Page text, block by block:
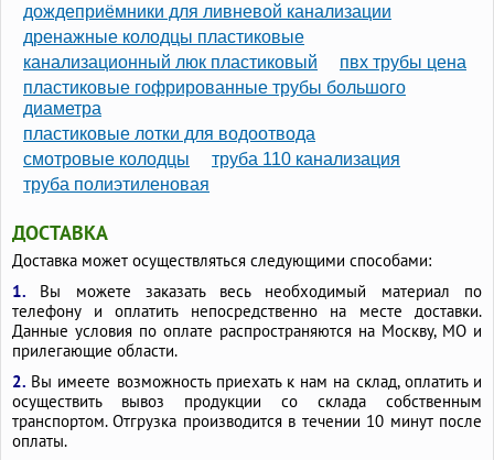
дождеприёмники для ливневой канализации
дренажные колодцы пластиковые
канализационный люк пластиковый
пвх трубы цена
пластиковые гофрированные трубы большого
диаметра
пластиковые лотки для водоотвода
смотровые колодцы
труба 110 канализация
труба полиэтиленовая
ДОСТАВКА
Доставка может осуществляться следующими способами:
1. Вы можете заказать весь необходимый материал по
телефону и оплатить непосредственно на месте доставки.
Данные условия по оплате распространяются на Москву, МО и
прилегающие области.
2. Вы имеете возможность приехать к нам на склад, оплатить и
осуществить вывоз продукции со склада собственным
транспортом. Отгрузка производится в течении 10 минут после
оплаты.